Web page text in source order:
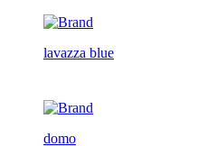
lavazza blue
domo